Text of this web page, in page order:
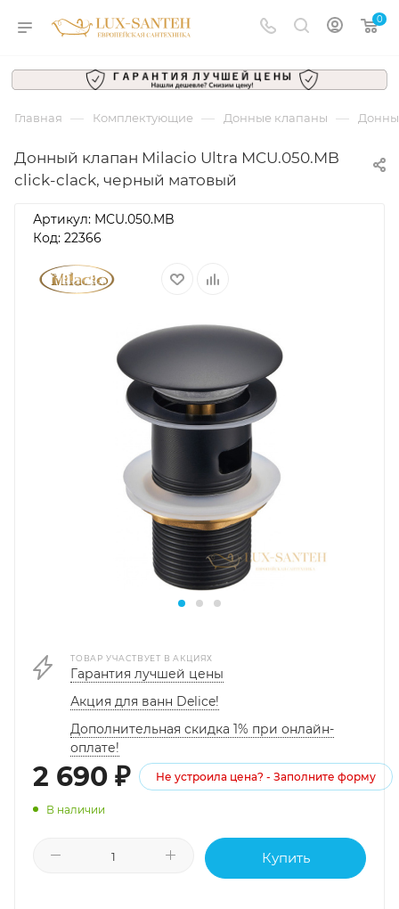
0
Главная — Комплектующие — Донные клапаны —
Донный клапан Milacio Ultra MCU.050.MB
click-clack, черный матовый
Артикул: MCU.050.MB
Код: 22366
ТОВАР УЧАСТВУЕТ В АКЦИЯХ
Гарантия лучшей цены
Акция для ванн Delice!
Дополнительная скидка 1% при онлайн-
оплате!
2 690 ₽ Не устроила цена? - Заполните форму
В наличии
Купить